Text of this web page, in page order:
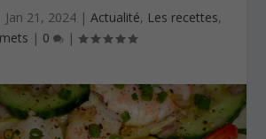
Jan 21, 2024| Actualité, Les recettes,
mets | 0 |